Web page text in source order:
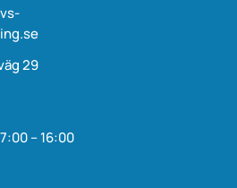
29
– 16:00